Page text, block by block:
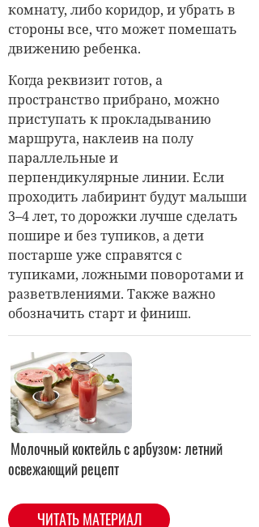
комнату, либо коридор, и убрать в
стороны все, что может помешать
движению ребенка.
Когда реквизит готов, а
пространство прибрано, можно
приступать к прокладыванию
маршрута, наклеив на полу
параллельные и
перпендикулярные линии. Если
проходить лабиринт будут малыши
3–4 лет, то дорожки лучше сделать
пошире и без тупиков, а дети
постарше уже справятся с
тупиками, ложными поворотами и
разветвлениями. Также важно
обозначить старт и финиш.